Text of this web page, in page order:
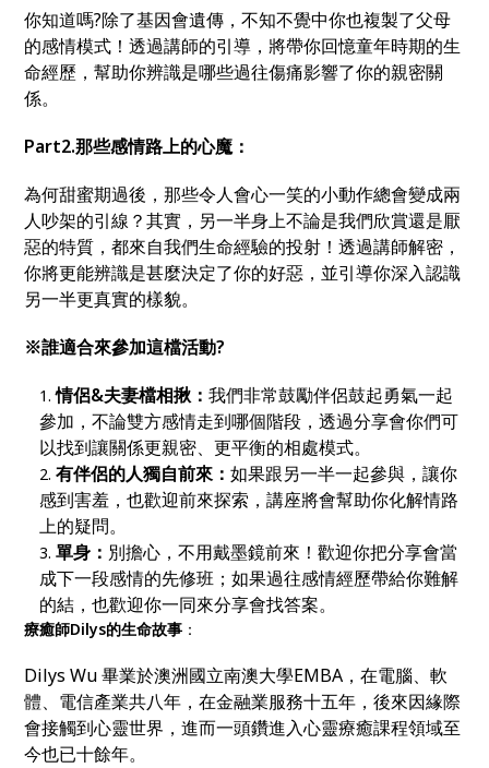
你知道嗎?除了基因會遺傳，不知不覺中你也複製了父母
的感情模式！透過講師的引導，將帶你回憶童年時期的生
命經歷，幫助你辨識是哪些過往傷痛影響了你的親密關
係。
Part2.那些感情路上的心魔：
為何甜蜜期過後，那些令人會心一笑的小動作總會變成兩
人吵架的引線？其實，另一半身上不論是我們欣賞還是厭
惡的特質，都來自我們生命經驗的投射！透過講師解密，
你將更能辨識是甚麼決定了你的好惡，並引導你深入認識
另一半更真實的樣貌。
※誰適合來參加這檔活動?
情侶&夫妻檔相揪：我們非常鼓勵伴侶鼓起勇氣一起
參加，不論雙方感情走到哪個階段，透過分享會你們可
以找到讓關係更親密、更平衡的相處模式。
有伴侶的人獨自前來：如果跟另一半一起參與，讓你
感到害羞，也歡迎前來探索，講座將會幫助你化解情路
上的疑問。
單身： 別擔心，不用戴墨鏡前來！歡迎你把分享會當
成下一段感情的先修班；如果過往感情經歷帶給你難解
的結，也歡迎你一同來分享會找答案。
療癒師Dilys的生命故事 ：
Dilys Wu 畢業於澳洲國立南澳大學EMBA，在電腦、軟
體、電信產業共八年，在金融業服務十五年，後來因緣際
會接觸到心靈世界，進而一頭鑽進入心靈療癒課程領域至
今也已十餘年。